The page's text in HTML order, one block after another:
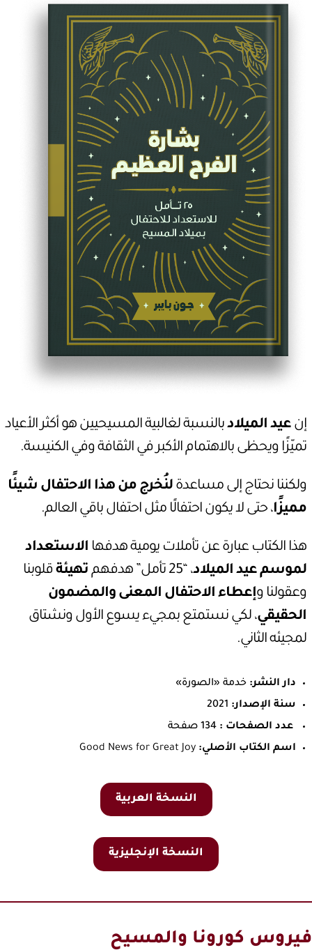
إن عيد الميلادبالنسبة لغالبية المسيحيين هو أكثر الأعياد
تميّزًا ويحظى بالاهتمام الأكبر في الثقافة وفي الكنيسة.
ولكننا نحتاج إلى مساعدة لنُخرج من هذا الاحتفال شيئًا
مميزًا، حتى لا يكون احتفالًا مثل احتفال باقي العالم.
هذا الكتاب عبارة عن تأملات يومية هدفها الاستعداد
لموسم عيد الميلاد، “25 تأمل” هدفهم تهيئة قلوبنا
وعقولنا وإعطاء الاحتفال المعنى والمضمون
الحقيقي، لكي نستمتع بمجيء يسوع الأول ونشتاق
لمجيئه الثاني.
دار النشر: خدمة «الصورة»
سنة الإصدار: 2021
عدد الصفحات : 134 صفحة
اسم الكتاب الأصلي: Good News for Great Joy
النسخة العربية
النسخة الإنجليزية
فيروس كورونا والمسيح